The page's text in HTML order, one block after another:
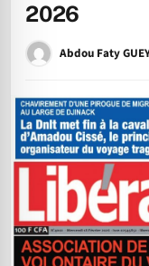
2026
Abdou Faty